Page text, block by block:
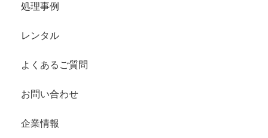
処理事例
レンタル
よくあるご質問
お問い合わせ
企業情報